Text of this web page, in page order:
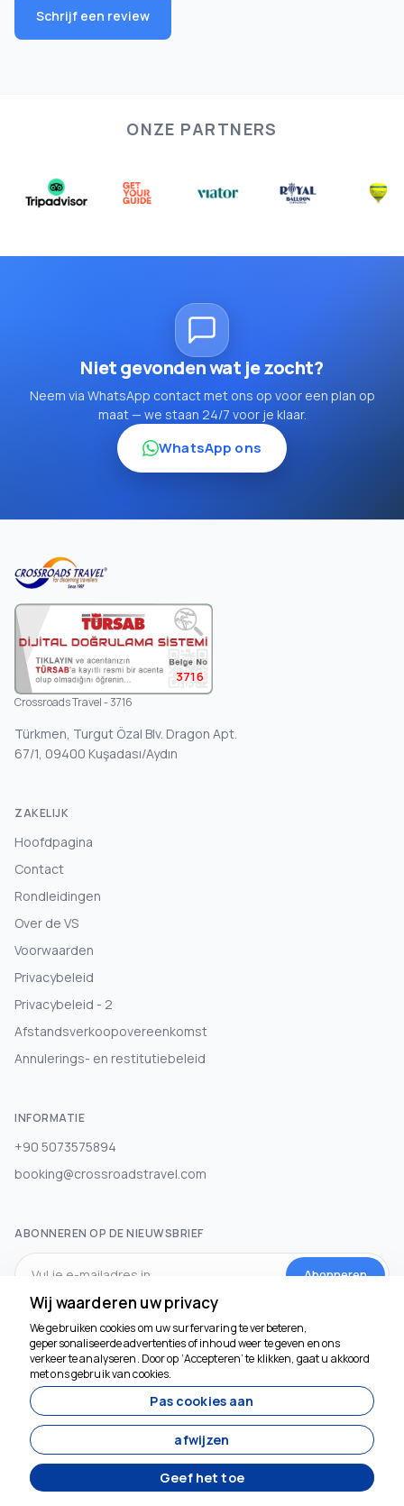
Schrijf een review
ONZE PARTNERS
Niet gevonden wat je zocht?
Neem via WhatsApp contact met ons op voor een plan op
maat — we staan 24/7 voor je klaar.
WhatsApp ons
3716
Crossroads Travel - 3716
Türkmen, Turgut Özal Blv. Dragon Apt.
67/1, 09400 Kuşadası/Aydın
ZAKELIJK
Hoofdpagina
Contact
Rondleidingen
Over de VS
Voorwaarden
Privacybeleid
Privacybeleid - 2
Afstandsverkoopovereenkomst
Annulerings- en restitutiebeleid
INFORMATIE
+90 5073575894
booking@crossroadstravel.com
ABONNEREN OP DE NIEUWSBRIEF
Abonneren
SOCIALE MEDIA
Ontwikkeld door
Wij waarderen uw privacy
We gebruiken cookies om uw surfervaring te verbeteren,
gepersonaliseerde advertenties of inhoud weer te geven en ons
verkeer te analyseren. Door op ‘Accepteren’ te klikken, gaat u akkoord
met ons gebruik van cookies.
Pas cookies aan
afwijzen
Geef het toe